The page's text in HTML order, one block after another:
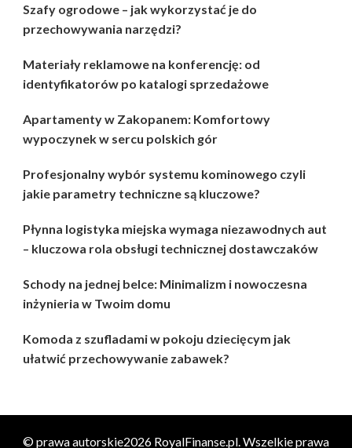
Szafy ogrodowe – jak wykorzystać je do
przechowywania narzędzi?
Materiały reklamowe na konferencję: od
identyfikatorów po katalogi sprzedażowe
Apartamenty w Zakopanem: Komfortowy
wypoczynek w sercu polskich gór
Profesjonalny wybór systemu kominowego czyli
jakie parametry techniczne są kluczowe?
Płynna logistyka miejska wymaga niezawodnych aut
– kluczowa rola obsługi technicznej dostawczaków
Schody na jednej belce: Minimalizm i nowoczesna
inżynieria w Twoim domu
Komoda z szufladami w pokoju dziecięcym jak
ułatwić przechowywanie zabawek?
© prawa autorskie2026 RoyalFinanse.pl. Wszelkie prawa